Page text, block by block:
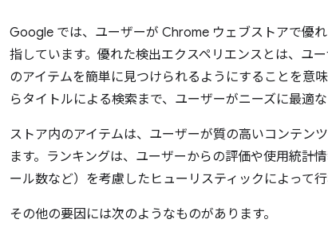
Google では、ユーザーが Chrome ウェブストアで優
指しています。優れた検出エクスペリエンスとは、ユ
のアイテムを簡単に見つけられるようにすることを意
らタイトルによる検索まで、ユーザーがニーズに最適
ストア内のアイテムは、ユーザーが質の高いコンテン
ます。ランキングは、ユーザーからの評価や使用統計
ール数など）を考慮したヒューリスティックによって行
その他の要因には次のようなものがあります。